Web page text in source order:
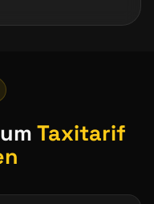
Taxitarif